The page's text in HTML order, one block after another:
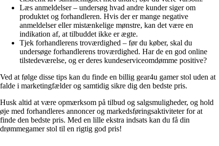
Læs anmeldelser – undersøg hvad andre kunder siger om
produktet og forhandleren. Hvis der er mange negative
anmeldelser eller mistænkelige mønstre, kan det være en
indikation af, at tilbuddet ikke er ægte.
Tjek forhandlerens troværdighed – før du køber, skal du
undersøge forhandlerens troværdighed. Har de en god online
tilstedeværelse, og er deres kundeserviceomdømme positive?
Ved at følge disse tips kan du finde en billig gear4u gamer stol uden at
falde i marketingfælder og samtidig sikre dig den bedste pris.
Husk altid at være opmærksom på tilbud og salgsmuligheder, og hold
øje med forhandleres annoncer og markedsføringsaktiviteter for at
finde den bedste pris. Med en lille ekstra indsats kan du få din
drømmegamer stol til en rigtig god pris!